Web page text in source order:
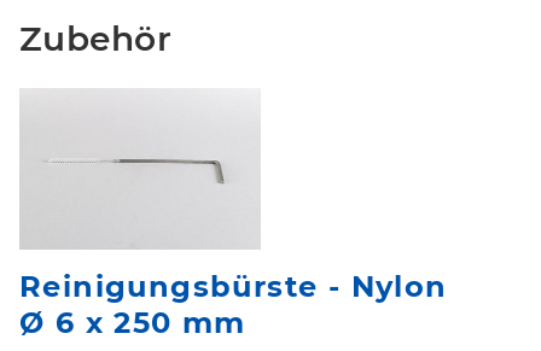
Zubehör
Reinigungsbürste - Nylon
Ø 6 x 250 mm